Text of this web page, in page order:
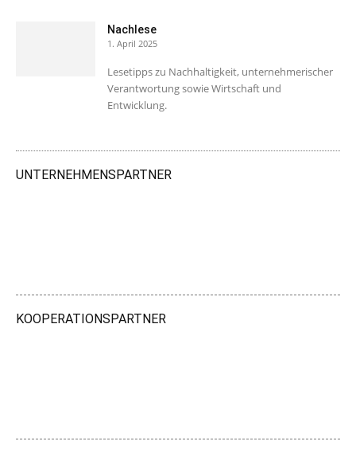
Nachlese
1. April 2025
Lesetipps zu Nachhaltigkeit, unternehmerischer
Verantwortung sowie Wirtschaft und
Entwicklung.
UNTERNEHMENSPARTNER
KOOPERATIONSPARTNER